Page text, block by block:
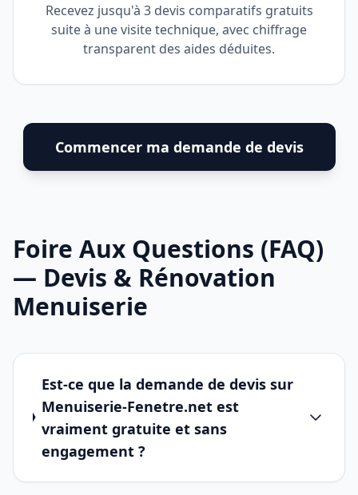
Recevez jusqu'à 3 devis comparatifs gratuits
suite à une visite technique, avec chiffrage
transparent des aides déduites.
Commencer ma demande de devis
Foire Aux Questions (FAQ)
— Devis & Rénovation
Menuiserie
Est-ce que la demande de devis sur
Menuiserie-Fenetre.net est
vraiment gratuite et sans
engagement ?